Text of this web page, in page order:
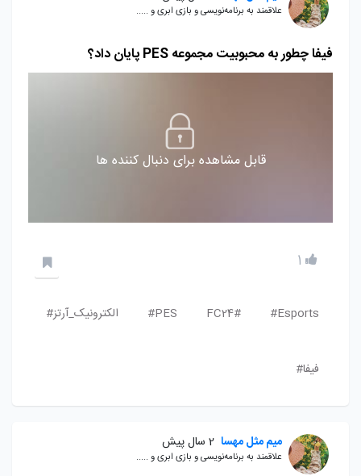
علاقمند به برنامه‌نویسی و بازی ابری و .....
فیفا چطور به محبوبیت مجموعه PES پایان داد؟
قابل مشاهده برای دنبال کننده ها
1
Esports#
FC24#
PES# الکترونیک_آرتز#
فیفا#
میم مثل مهسا 2 سال پیش
علاقمند به برنامه‌نویسی و بازی ابری و .....